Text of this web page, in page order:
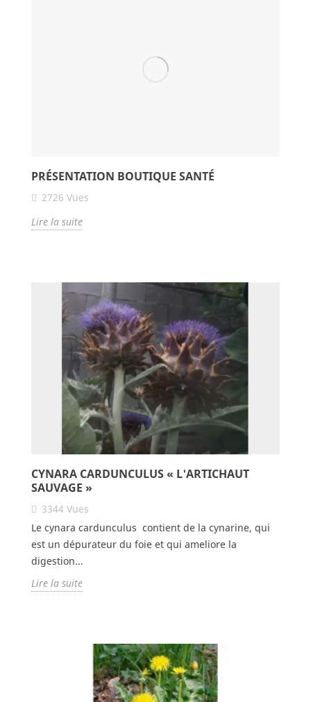
PRÉSENTATION BOUTIQUE SANTÉ
2726 Vues
Lire la suite
CYNARA CARDUNCULUS « L'ARTICHAUT
SAUVAGE »
3344 Vues
Le cynara cardunculus contient de la cynarine, qui
est un dépurateur du foie et qui ameliore la
digestion...
Lire la suite